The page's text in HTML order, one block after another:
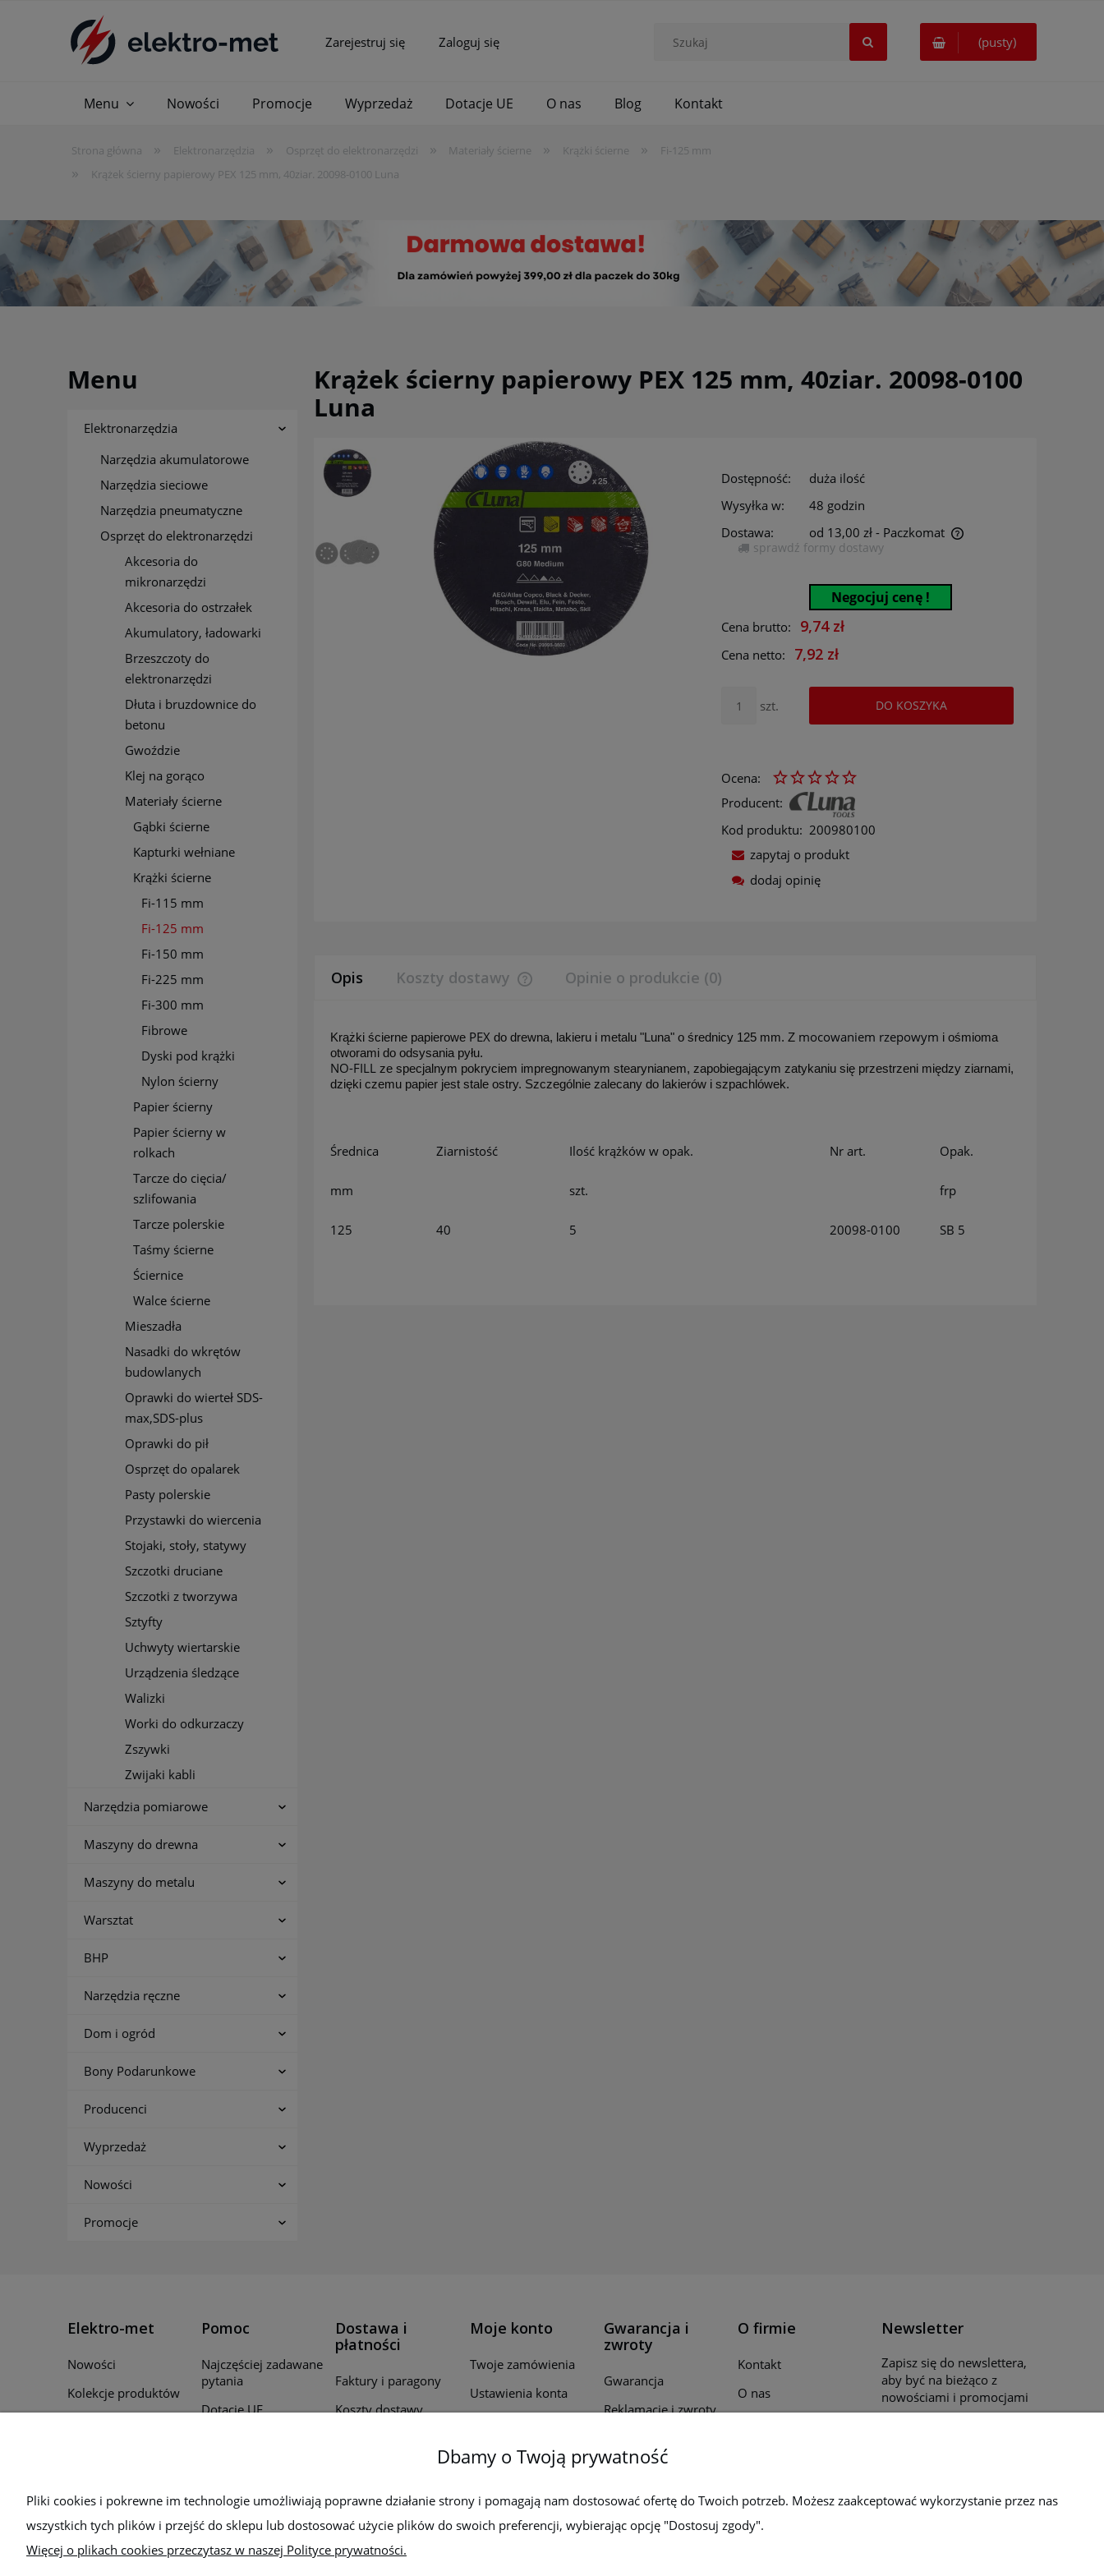
(pusty)
Zarejestruj się Zaloguj się
Menu Nowości Promocje Wyprzedaż Dotacje UE O nas Blog Kontakt
Strona główna » Elektronarzędzia » Osprzęt do elektronarzędzi » Materiały ścierne » Krążki ścierne » Fi-125 mm
» Krążek ścierny papierowy PEX 125 mm, 40ziar. 20098-0100 Luna
Menu
Elektronarzędzia
Narzędzia akumulatorowe
Narzędzia sieciowe
Narzędzia pneumatyczne
Osprzęt do elektronarzędzi
Akcesoria do
mikronarzędzi
Akcesoria do ostrzałek
Akumulatory, ładowarki
Brzeszczoty do
elektronarzędzi
Dłuta i bruzdownice do
betonu
Gwoździe
Klej na gorąco
Materiały ścierne
Gąbki ścierne
Kapturki wełniane
Krążki ścierne
Fi-115 mm
Fi-125 mm
Fi-150 mm
Fi-225 mm
Fi-300 mm
Fibrowe
Dyski pod krążki
Nylon ścierny
Papier ścierny
Papier ścierny w
rolkach
Tarcze do cięcia/
szlifowania
Tarcze polerskie
Taśmy ścierne
Ściernice
Walce ścierne
Mieszadła
Nasadki do wkrętów
budowlanych
Oprawki do wierteł SDS-
max,SDS-plus
Oprawki do pił
Osprzęt do opalarek
Pasty polerskie
Przystawki do wiercenia
Stojaki, stoły, statywy
Szczotki druciane
Szczotki z tworzywa
Sztyfty
Uchwyty wiertarskie
Urządzenia śledzące
Walizki
Worki do odkurzaczy
Zszywki
Zwijaki kabli
Narzędzia pomiarowe
Maszyny do drewna
Maszyny do metalu
Warsztat
BHP
Narzędzia ręczne
Dom i ogród
Bony Podarunkowe
Producenci
Wyprzedaż
Nowości
Promocje
Krążek ścierny papierowy PEX 125 mm, 40ziar. 20098-0100
Luna
Dostępność:
duża ilość
Wysyłka w:
48 godzin
Dostawa:
od 13,00 zł - Paczkomat
sprawdź formy dostawy
Negocjuj cenę !
Cena brutto: 9,74 zł
Cena netto: 7,92 zł
szt. DO KOSZYKA
Ocena:
Producent:
Kod produktu: 200980100
zapytaj o produkt
dodaj opinię
Opis Koszty dostawy
płatności
Opinie o produkcie (0)
Krążki ścierne papierowe PEX do drewna, lakieru i metalu "Luna" o średnicy 125 mm. Z mocowaniem rzepowym i ośmioma
otworami do odsysania pyłu.
NO-FILL ze specjalnym pokryciem impregnowanym stearynianem, zapobiegającym zatykaniu się przestrzeni między ziarnami,
dzięki czemu papier jest stale ostry. Szczególnie zalecany do lakierów i szpachlówek.
Średnica Ziarnistość Ilość krążków w opak. Nr art. Opak.
mm szt. frp
125 40 5 20098-0100 SB 5
Elektro-met
Nowości
Kolekcje produktów
Pomoc
Najczęściej zadawane
pytania
Dotacje UE
Bezpieczeństwo
Dostawa i
płatności
Faktury i paragony
Koszty dostawy
Moje konto
Twoje zamówienia
Ustawienia konta
Gwarancja i
zwroty
Gwarancja
Reklamacje i zwroty
O firmie
Kontakt
O nas
Newsletter
Zapisz się do newslettera,
aby być na bieżąco z
nowościami i promocjami
Dbamy o Twoją prywatność
Pliki cookies i pokrewne im technologie umożliwiają poprawne działanie strony i pomagają nam dostosować ofertę do Twoich potrzeb. Możesz zaakceptować wykorzystanie przez nas
wszystkich tych plików i przejść do sklepu lub dostosować użycie plików do swoich preferencji, wybierając opcję "Dostosuj zgody".
Więcej o plikach cookies przeczytasz w naszej Polityce prywatności.